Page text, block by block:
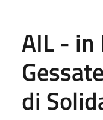
AIL - in
di